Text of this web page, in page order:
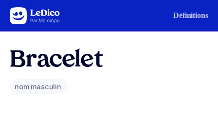
Aller au contenu Définitions
Bracelet
nom masculin